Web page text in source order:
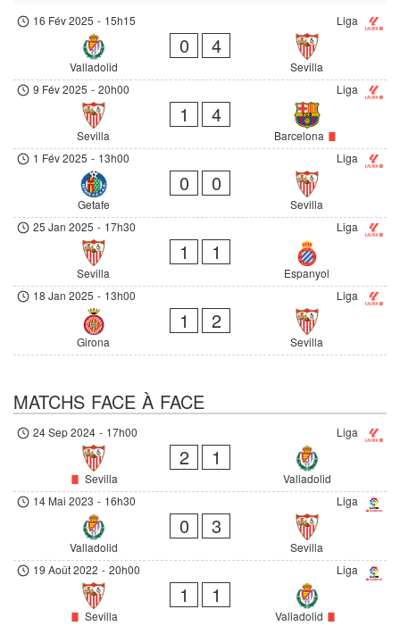
Liga
16 Fév 2025 - 15h15
Valladolid
0 4
Sevilla
Liga
9 Fév 2025 - 20h00
Sevilla
1 4
Barcelona
Liga
1 Fév 2025 - 13h00
Getafe
0 0
Sevilla
Liga
25 Jan 2025 - 17h30
Sevilla
1 1
Espanyol
Liga
18 Jan 2025 - 13h00
Girona
1 2
Sevilla
MATCHS FACE À FACE
Liga
24 Sep 2024 - 17h00
Sevilla
2 1
Valladolid
Liga
14 Mai 2023 - 16h30
Valladolid
0 3
Sevilla
Liga
19 Août 2022 - 20h00
Sevilla
1 1
Valladolid